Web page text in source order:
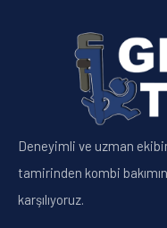
Deneyimli ve uzman
tamirinden kombi
karşılıyoruz.